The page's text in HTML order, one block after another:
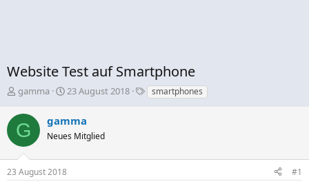
Website Test auf Smartphone
E
s
t
e
e
gamma
E
t
e
t
23 August 2018
S
c
o
smartphones
G gamma
Neues Mitglied
23 August 2018 #1